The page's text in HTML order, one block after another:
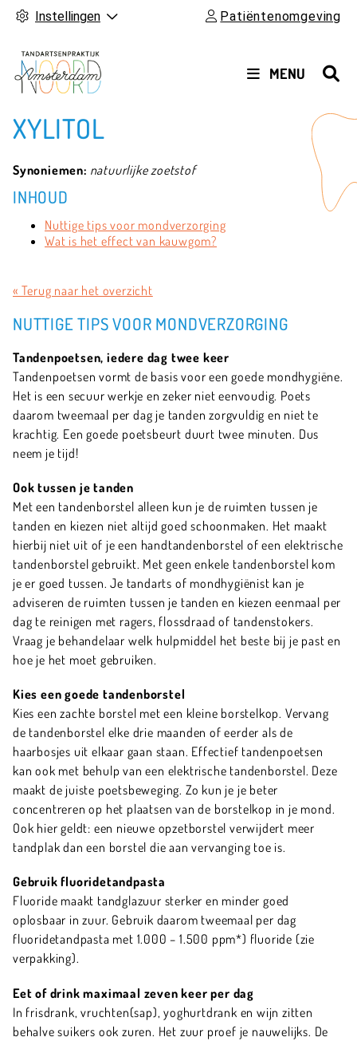
Instellingen Patiëntenomgeving
MENU
XYLITOL
Synoniemen: natuurlijke zoetstof
INHOUD
Nuttige tips voor mondverzorging
Wat is het effect van kauwgom?
« Terug naar het overzicht
NUTTIGE TIPS VOOR MONDVERZORGING
Tandenpoetsen, iedere dag twee keer
Tandenpoetsen vormt de basis voor een goede mondhygiëne.
Het is een secuur werkje en zeker niet eenvoudig. Poets
daarom tweemaal per dag je tanden zorgvuldig en niet te
krachtig. Een goede poetsbeurt duurt twee minuten. Dus
neem je tijd!
Ook tussen je tanden
Met een tandenborstel alleen kun je de ruimten tussen je
tanden en kiezen niet altijd goed schoonmaken. Het maakt
hierbij niet uit of je een handtandenborstel of een elektrische
tandenborstel gebruikt. Met geen enkele tandenborstel kom
je er goed tussen. Je tandarts of mondhygiënist kan je
adviseren de ruimten tussen je tanden en kiezen eenmaal per
dag te reinigen met ragers, flossdraad of tandenstokers.
Vraag je behandelaar welk hulpmiddel het beste bij je past en
hoe je het moet gebruiken.
Kies een goede tandenborstel
Kies een zachte borstel met een kleine borstelkop. Vervang
de tandenborstel elke drie maanden of eerder als de
haarbosjes uit elkaar gaan staan. Effectief tandenpoetsen
kan ook met behulp van een elektrische tandenborstel. Deze
maakt de juiste poetsbeweging. Zo kun je je beter
concentreren op het plaatsen van de borstelkop in je mond.
Ook hier geldt: een nieuwe opzetborstel verwijdert meer
tandplak dan een borstel die aan vervanging toe is.
Gebruik fluoridetandpasta
Fluoride maakt tandglazuur sterker en minder goed
oplosbaar in zuur. Gebruik daarom tweemaal per dag
fluoridetandpasta met 1.000 – 1.500 ppm*) fluoride (zie
verpakking).
Eet of drink maximaal zeven keer per dag
In frisdrank, vruchten(sap), yoghurtdrank en wijn zitten
behalve suikers ook zuren. Het zuur proef je nauwelijks. De